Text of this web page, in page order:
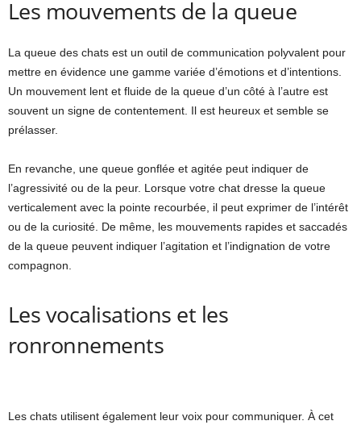
Les mouvements de la queue
La queue des chats est un outil de communication polyvalent pour
mettre en évidence une gamme variée d’émotions et d’intentions.
Un mouvement lent et fluide de la queue d’un côté à l’autre est
souvent un signe de contentement. Il est heureux et semble se
prélasser.
En revanche, une queue gonflée et agitée peut indiquer de
l’agressivité ou de la peur. Lorsque votre chat dresse la queue
verticalement avec la pointe recourbée, il peut exprimer de l’intérêt
ou de la curiosité. De même, les mouvements rapides et saccadés
de la queue peuvent indiquer l’agitation et l’indignation de votre
compagnon.
Les vocalisations et les
ronronnements
Les chats utilisent également leur voix pour communiquer. À cet